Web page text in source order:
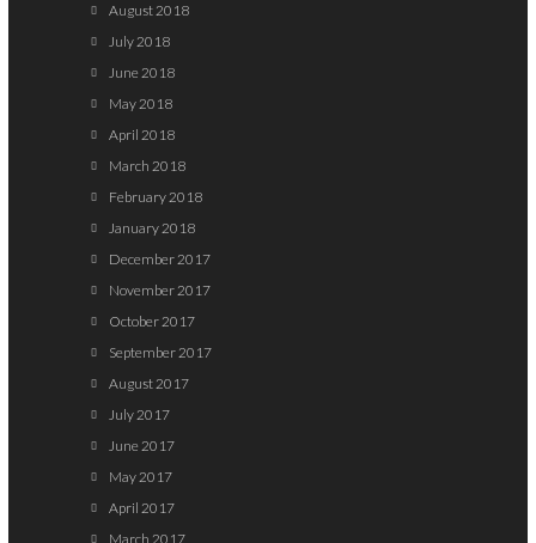
August 2018
July 2018
June 2018
May 2018
April 2018
March 2018
February 2018
January 2018
December 2017
November 2017
October 2017
September 2017
August 2017
July 2017
June 2017
May 2017
April 2017
March 2017